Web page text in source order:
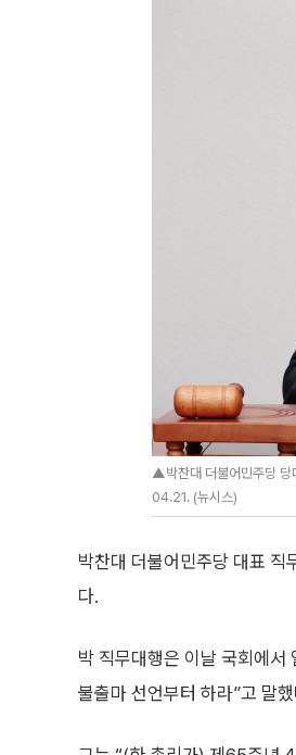
▲박찬대 더불어민주당 당
04.21. (뉴시스)
박찬대 더불어민주당 대표 직
다.
박 직무대행은 이날 국회에서
불출마 선언부터 하라”고 말